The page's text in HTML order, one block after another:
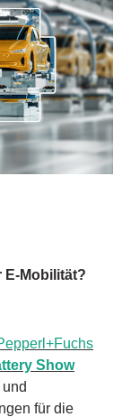
E-Mobilität?
Show
für die